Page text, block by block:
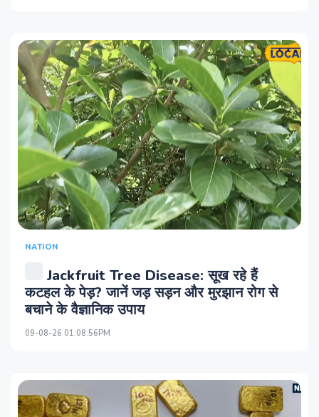
NATION
Jackfruit Tree Disease: सूख रहे हैं
कटहल के पेड़? जानें जड़ सड़न और मुरझान रोग से
बचाने के वैज्ञानिक उपाय
09-08-26 01:08:56PM